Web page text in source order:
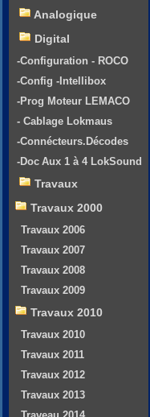
Analogique
Digital
-Configuration - ROCO
-Config -Intellibox
-Prog Moteur LEMACO
- Cablage Lokmaus
-Connécteurs.Décodes
-Doc Aux 1 à 4 LokSound
Travaux
Travaux 2000
Travaux 2006
Travaux 2007
Travaux 2008
Travaux 2009
Travaux 2010
Travaux 2010
Travaux 2011
Travaux 2012
Travaux 2013